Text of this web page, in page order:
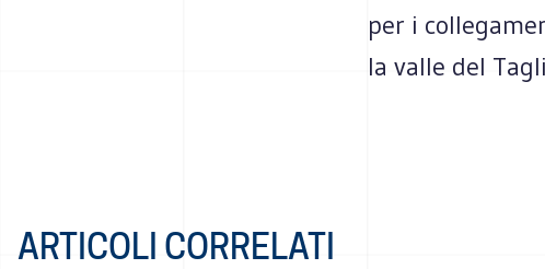
per i
la valle del
ARTICOLI CORRELATI